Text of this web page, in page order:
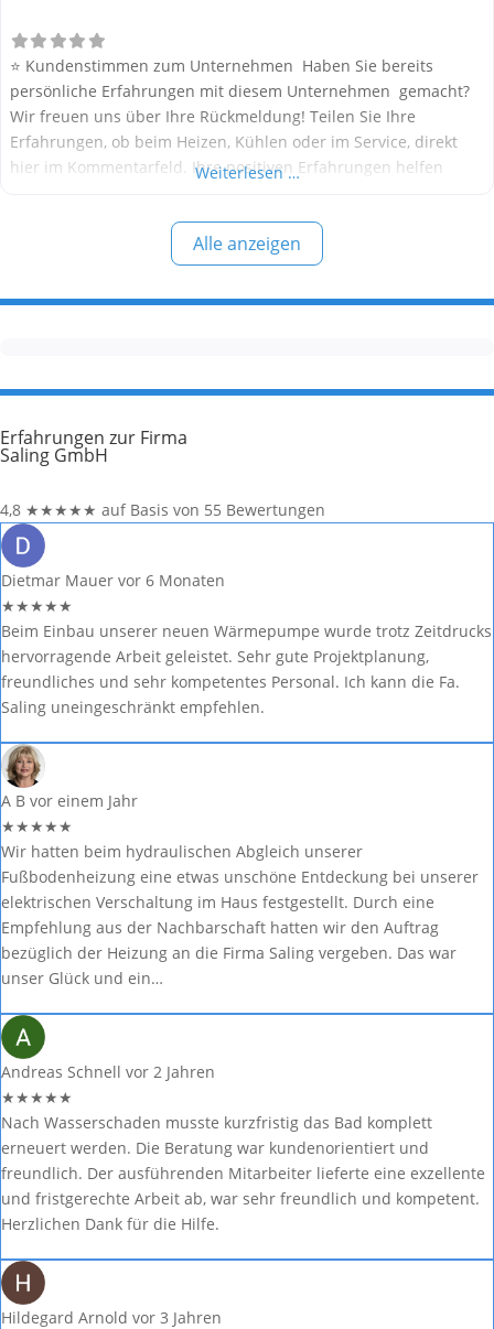
⭐ Kundenstimmen zum Unternehmen Haben Sie bereits
persönliche Erfahrungen mit diesem Unternehmen gemacht?
Wir freuen uns über Ihre Rückmeldung! Teilen Sie Ihre
Erfahrungen, ob beim Heizen, Kühlen oder im Service, direkt
hier im Kommentarfeld. Ihre positiven Erfahrungen helfen
eine kritische Meinung äußern, so geben Sie diese bitte mit
konkreten Details an und bleiben
Weiterlesen …
Alle anzeigen
Erfahrungen zur Firma
Saling GmbH
4,8 ★★★★★ auf Basis von 55 Bewertungen
Dietmar Mauer vor 6 Monaten
★★★★★
Beim Einbau unserer neuen Wärmepumpe wurde trotz Zeitdrucks
hervorragende Arbeit geleistet. Sehr gute Projektplanung,
freundliches und sehr kompetentes Personal. Ich kann die Fa.
Saling uneingeschränkt empfehlen.
A B vor einem Jahr
★★★★★
Wir hatten beim hydraulischen Abgleich unserer
Fußbodenheizung eine etwas unschöne Entdeckung bei unserer
elektrischen Verschaltung im Haus festgestellt. Durch eine
Empfehlung aus der Nachbarschaft hatten wir den Auftrag
bezüglich der Heizung an die Firma Saling vergeben. Das war
unser Glück und ein…
Andreas Schnell vor 2 Jahren
★★★★★
Nach Wasserschaden musste kurzfristig das Bad komplett
erneuert werden. Die Beratung war kundenorientiert und
freundlich. Der ausführenden Mitarbeiter lieferte eine exzellente
und fristgerechte Arbeit ab, war sehr freundlich und kompetent.
Herzlichen Dank für die Hilfe.
Hildegard Arnold vor 3 Jahren